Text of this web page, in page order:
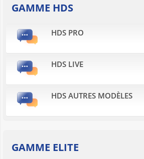
GAMME HDS
HDS PRO
HDS LIVE
HDS AUTRES MODÈLES
GAMME ELITE